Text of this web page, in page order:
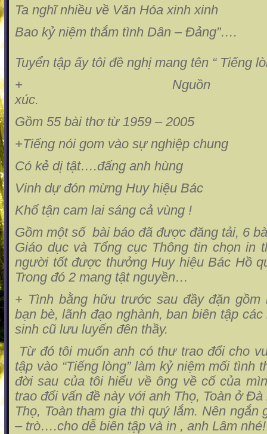
Ta nghĩ nhiều về Văn Hóa xinh xinh
Bao kỷ niệm thắm tình Dân – Đảng”….
Tuyển tập ấy tôi đề nghị mang tên “ Tiếng
+ Nguồn
xúc.
Gồm 55 bài thơ từ 1959 – 2005
+Tiếng nói gom vào sự nghiệp chung
Có kẻ dị tật….đấng anh hùng
Vinh dự đón mừng Huy hiệu Bác
Khổ tận cam lai sáng cả vùng !
Gồm một số bài báo đã được đăng tải, 6
Giáo dục và Tổng cục Thông tin chọn in
người tốt được thưởng Huy hiệu Bác Hồ
Trong đó 2 mang tật nguyền…
+ Tình bằng hữu trước sau đầy đặn
bạn bè, lãnh đạo nghành, ban biên tập
sinh cũ lưu luyến đên thầy.
Từ đó tôi muốn anh có thư trao đổi cho
tập vào “Tiếng lòng” làm kỷ niệm mối tình
đời sau của tôi hiểu về ông về cố của
trao đổi vấn đề này với anh Thọ, Toàn ở
Thọ, Toàn tham gia thì quý lắm. Nên ngắn
– trò….cho dễ biên tập và in , anh Lâm nhé!